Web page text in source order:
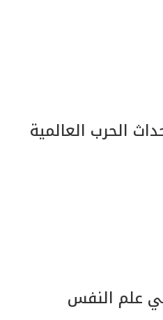
الحرب العالمية
علم النفس